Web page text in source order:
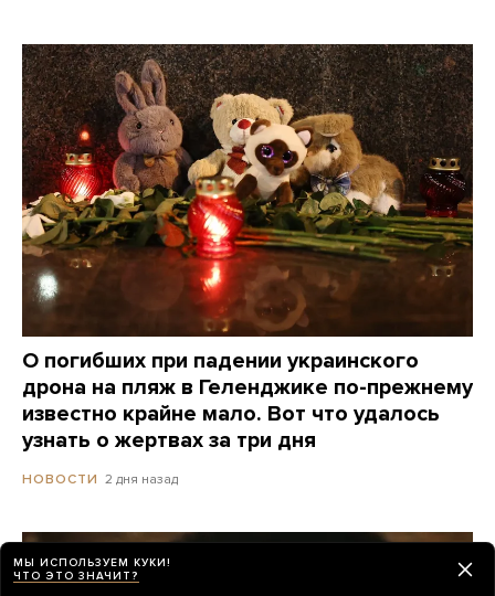
О погибших при падении украинского
дрона на пляж в Геленджике по-прежнему
известно крайне мало. Вот что удалось
узнать о жертвах за три дня
НОВОСТИ 2 дня назад
МЫ ИСПОЛЬЗУЕМ КУКИ!
ЧТО ЭТО ЗНАЧИТ?